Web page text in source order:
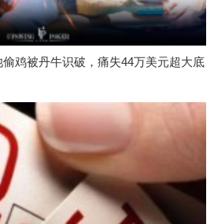
偷鸡被丹牛识破，痛失44万美元超大底